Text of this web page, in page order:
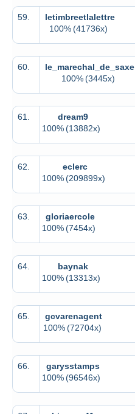
59.
letimbreetlalettre
100%(41736x)
60.
le_marechal_de_saxe
100%(3445x)
61.
dream9
100%(13882x)
62.
eclerc
100%(209899x)
63.
gloriaercole
100%(7454x)
64.
baynak
100%(13313x)
65.
gcvarenagent
100% (72704x)
66.
garysstamps
100%(96546x)